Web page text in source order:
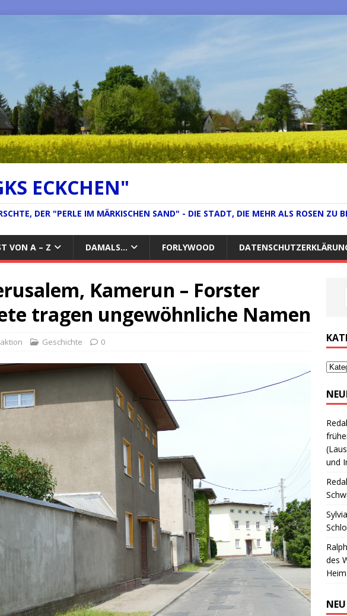
ECKCHEN"
DER "PERLE IM MÄRKISCHEN SAND" - DIE STADT, DIE MEHR ALS ROSEN ZU
VON A – Z DAMALS… FORLYWOOD
Kamerun – Forster
tragen ungewöhnliche Namen
Geschichte 0
und
Sylvia
des